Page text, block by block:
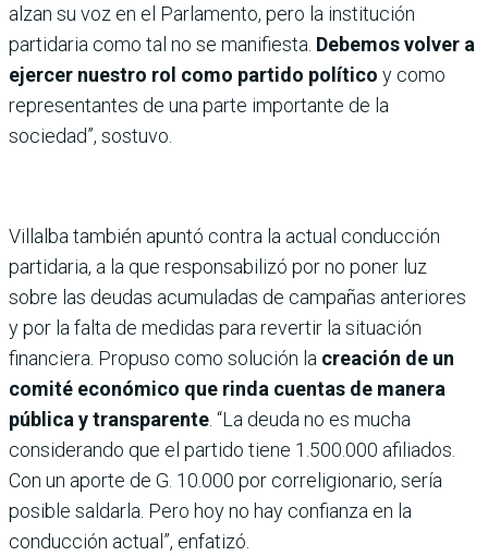
alzan su voz en el Parlamento, pero la institución
partidaria como tal no se manifiesta. Debemos volver a
ejercer nuestro rol como partido político y como
representantes de una parte importante de la
sociedad”, sostuvo.
Villalba también apuntó contra la actual conducción
partidaria, a la que responsabilizó por no poner luz
sobre las deudas acumuladas de campañas anteriores
y por la falta de medidas para revertir la situación
financiera. Propuso como solución la creación de un
comité económico que rinda cuentas de manera
pública y transparente. “La deuda no es mucha
considerando que el partido tiene 1.500.000 afiliados.
Con un aporte de G. 10.000 por correligionario, sería
posible saldarla. Pero hoy no hay confianza en la
conducción actual”, enfatizó.